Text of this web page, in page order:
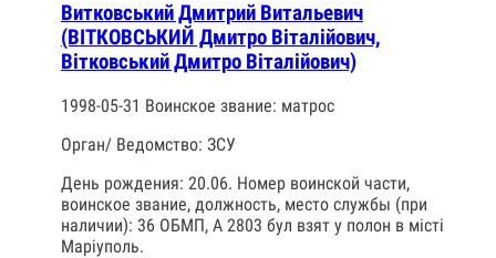
Витковський Дмитрий Витальевич
(ВІТКОВСЬКИЙ Дмитро Віталійович,
Вітковський Дмитро Віталійович)
1998-05-31 Воинское звание: матрос
Орган/ Ведомство: ЗСУ
День рождения: 20.06. Номер воинской части,
воинское звание, должность, место службы (при
наличии): 36 ОБМП, А 2803 бул взят у полон в місті
Маріуполь.